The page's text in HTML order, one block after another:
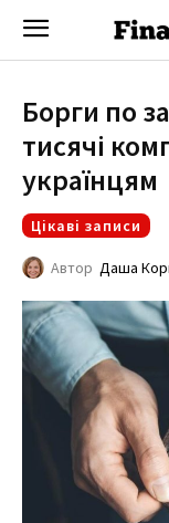
Борги по
тисячі
українцям
Цікаві записи
Автор Даша